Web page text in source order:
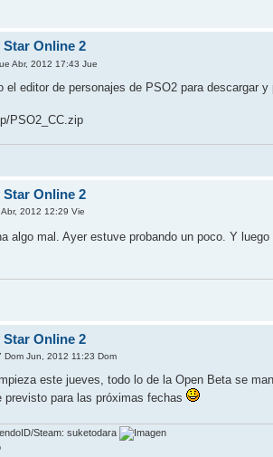
Star Online 2
Abr, 2012 17:43 Jue
el editor de personajes de PSO2 para descargar y
PSO2_CC.zip
Star Online 2
2012 12:29 Vie
algo mal. Ayer estuve probando un poco. Y
Star Online 2
Dom Jun, 2012 11:23 Dom
este jueves, todo lo de la Open Beta se
previsto para las próximas fechas
Steam: suketodara